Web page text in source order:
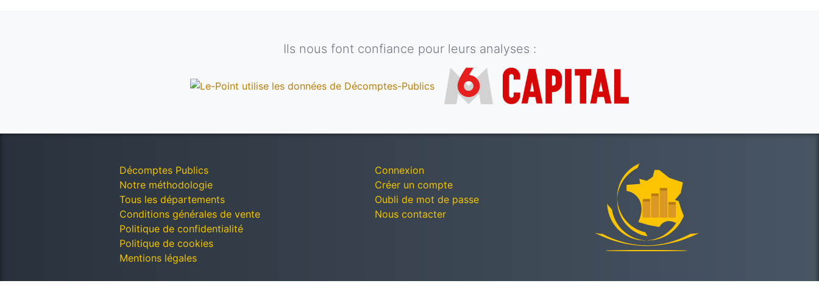
Ils nous font confiance pour leurs analyses :
Décomptes Publics
Notre méthodologie
Tous les départements
Conditions générales de vente
Politique de confidentialité
Politique de cookies
Mentions légales
Connexion
Créer un compte
Oubli de mot de passe
Nous contacter